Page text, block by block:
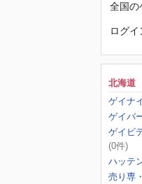
全国の
ログ
北海道
ゲイナ
ゲイバ
ゲイビ
(0件)
ハッテ
売り専